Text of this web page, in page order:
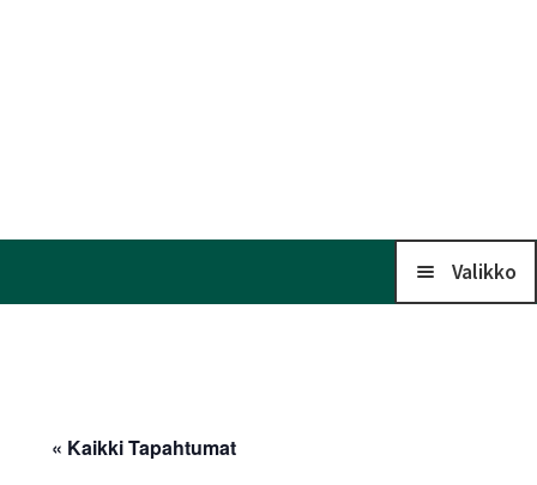
Valikko
« Kaikki Tapahtumat